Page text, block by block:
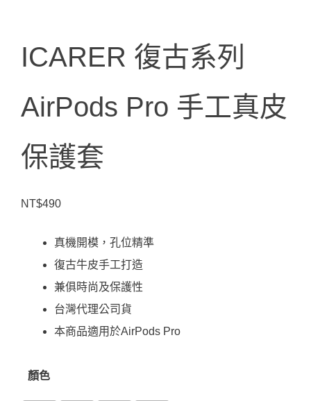
ICARER 復古系列
AirPods Pro 手工真皮
保護套
NT$490
真機開模，孔位精準
復古牛皮手工打造
兼俱時尚及保護性
台灣代理公司貨
本商品適用於AirPods Pro
顏色